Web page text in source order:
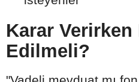
Karar
Edilmeli?